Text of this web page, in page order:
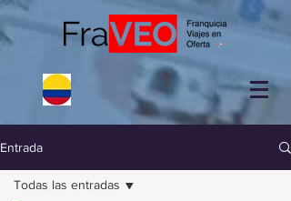
Entrada
Todas las entradas